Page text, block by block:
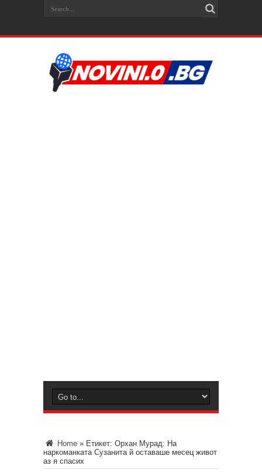
Home » Етикет: Орхан Мурад: На
наркоманката Сузанита й оставаше месец живот
аз я спасих